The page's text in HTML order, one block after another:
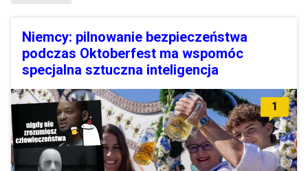
Niemcy: pilnowanie bezpieczeństwa
podczas Oktoberfest ma wspomóc
specjalna sztuczna inteligencja
1